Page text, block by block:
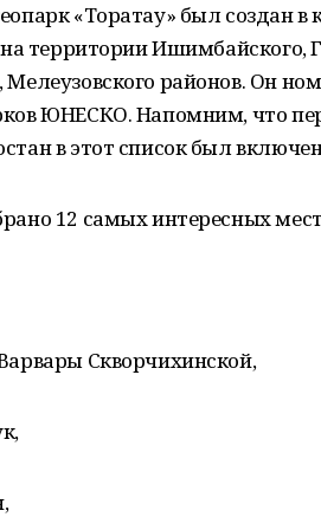
«Торатау» был создан в
территории Ишимбайского,
районов. Он
ЮНЕСКО. Напомним, что
в этот список был
12 самых интересных
Скворчихинской,